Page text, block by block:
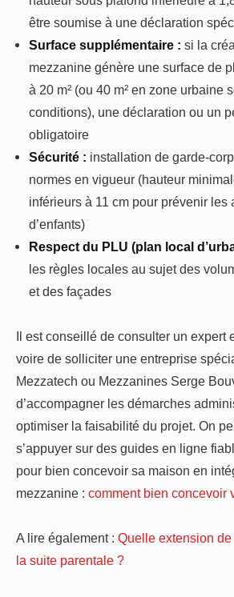
être soumise à une déclaration
Surface supplémentaire : si la
mezzanine génère une surface de
à 20 m² (ou 40 m² en zone urbaine
conditions), une déclaration ou un
obligatoire
Sécurité : installation de garde-
normes en vigueur (hauteur
inférieurs à 11 cm pour prévenir les
d’enfants)
Respect du PLU (plan local
les règles locales au sujet des
et des façades
Il est conseillé de consulter un expert
voire de solliciter une entreprise
Mezzatech ou Mezzanines Serge
d’accompagner les démarches
optimiser la faisabilité du projet. On
s’appuyer sur des guides en ligne
pour bien concevoir sa maison en
mezzanine : comment bien concevoir
A lire également : Quelle extension
la suite parentale ?